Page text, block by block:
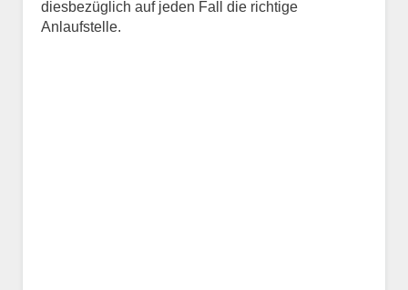
Name des Tiers
diesbezüglich auf jeden Fall die richtige
Anlaufstelle.